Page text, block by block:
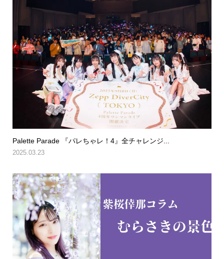
Palette Parade 『パレちゃレ！4』全チャレンジ...
2025.03.23